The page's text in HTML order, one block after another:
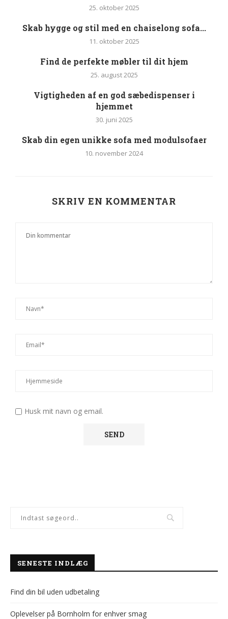
25. oktober 2025
Skab hygge og stil med en chaiselong sofa...
11. oktober 2025
Find de perfekte møbler til dit hjem
25. august 2025
Vigtigheden af en god sæbedispenser i
hjemmet
30. juni 2025
Skab din egen unikke sofa med modulsofaer
10. november 2024
SKRIV EN KOMMENTAR
Husk mit navn og email.
SENESTE INDLÆG
Find din bil uden udbetaling
Oplevelser på Bornholm for enhver smag